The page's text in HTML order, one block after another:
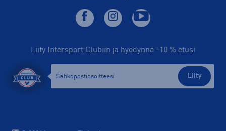
Liity Intersport Clubiin ja hyödynnä -10 % etusi
Liity